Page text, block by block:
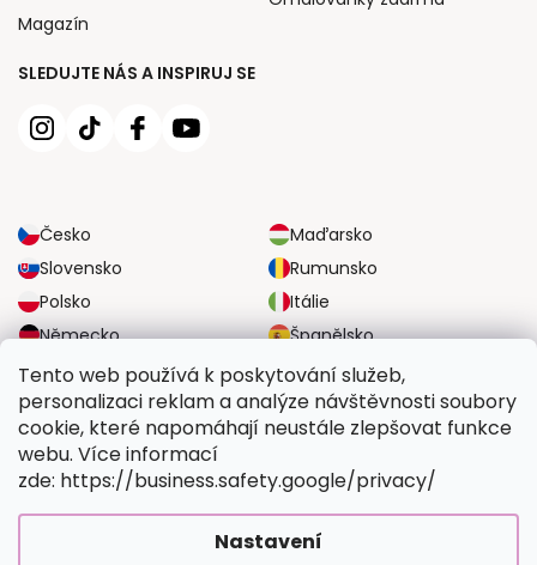
Tento web používá k poskytování služeb,
personalizaci reklam a analýze návštěvnosti soubory
cookie, které napomáhají neustále zlepšovat funkce
webu. Více informací
zde: https://business.safety.google/privacy/
Nastavení
SLEDUJTE NÁS A INSPIRUJ SE
Česko
Maďarsko
Slovensko
Rumunsko
Polsko
Itálie
Německo
Španělsko
Velká Británie
Rakousko
Magazín
SPOLEHLIVÉ MOŽNOSTI DOPRAVY
BEZPEČNÉ MOŽNOSTI PLATBY